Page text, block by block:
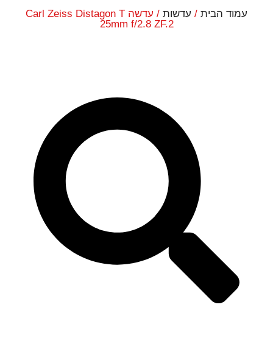
עמוד הבית / עדשות
/ עדשה Carl Zeiss Distagon T
25mm f/2.8 ZF.2